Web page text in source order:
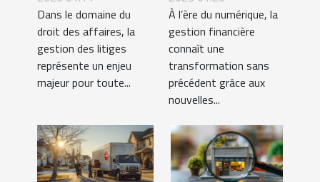
des affaires
Dans le domaine du
droit des affaires, la
gestion des litiges
représente un enjeu
majeur pour toute...
elles l'avenir
de la gestion
financière ?
À l’ère du numérique, la
gestion financière
connaît une
transformation sans
précédent grâce aux
nouvelles...